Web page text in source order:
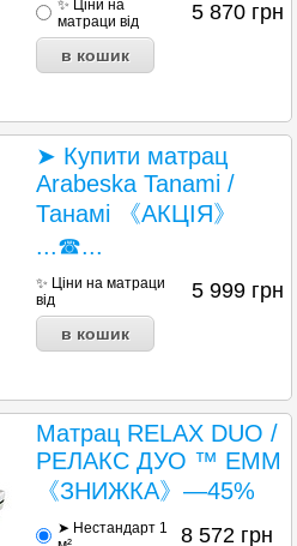
✨ Ціни на
матраци від
5 870 грн
➤ Купити матрац
Arabeska Tanami /
Танамі 《АКЦІЯ》
...☎...
✨ Ціни на матраци
від
5 999 грн
Матрац RELAX DUO /
РЕЛАКС ДУО ™ ЕММ
《ЗНИЖКА》—45%
➤ Нестандарт 1
8 572 грн